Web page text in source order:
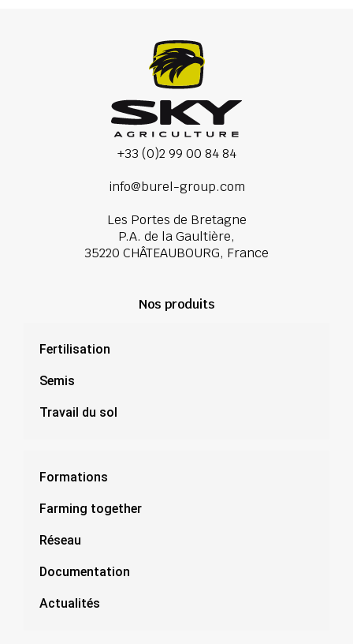
+33 (0)2 99 00 84 84
info@burel-group.com
Les Portes de Bretagne
P.A. de la Gaultière,
35220 CHÂTEAUBOURG, France
Nos produits
Fertilisation
Semis
Travail du sol
Formations
Farming together
Réseau
Documentation
Actualités